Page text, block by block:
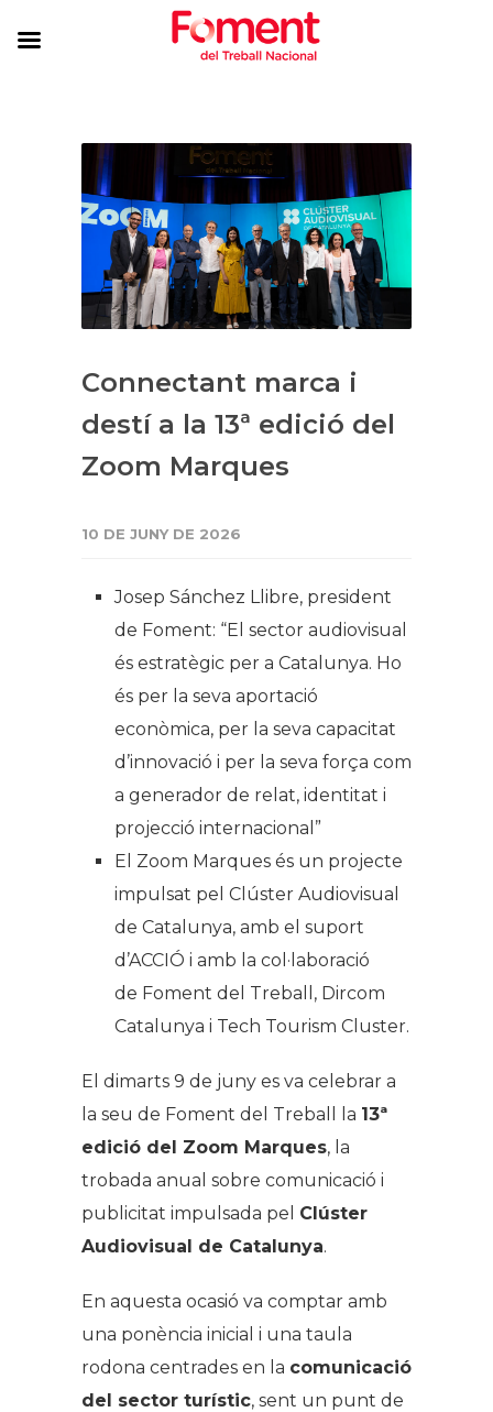
Connectant marca i
destí a la 13ª edició del
Zoom Marques
10 DE JUNY DE 2026
Josep Sánchez Llibre, president
de Foment: “El sector audiovisual
és estratègic per a Catalunya. Ho
és per la seva aportació
econòmica, per la seva capacitat
d’innovació i per la seva força com
a generador de relat, identitat i
projecció internacional”
El Zoom Marques és un projecte
impulsat pel Clúster Audiovisual
de Catalunya, amb el suport
d’ACCIÓ i amb la col·laboració
de Foment del Treball, Dircom
Catalunya i Tech Tourism Cluster.
El dimarts 9 de juny es va celebrar a
la seu de Foment del Treball la 13ª
edició del Zoom Marques, la
trobada anual sobre comunicació i
publicitat impulsada pel Clúster
Audiovisual de Catalunya.
En aquesta ocasió va comptar amb
una ponència inicial i una taula
rodona centrades en la comunicació
del sector turístic, sent un punt de